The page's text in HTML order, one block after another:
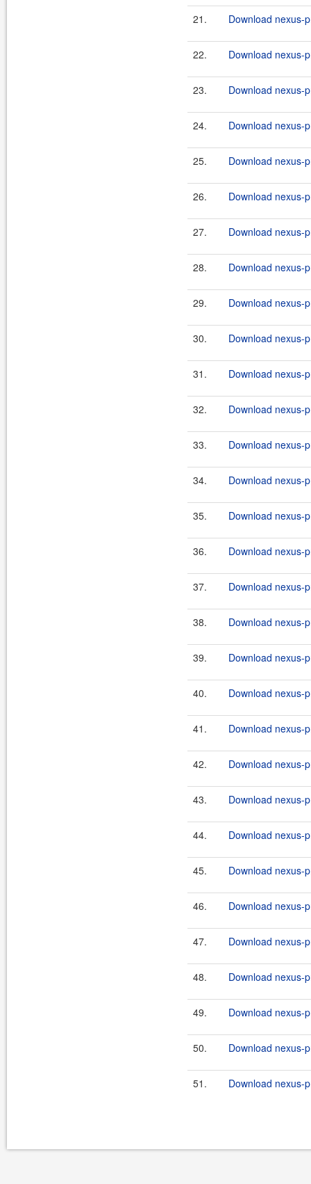
21. Download nexus-
22. Download nexus-
23. Download nexus-
24. Download nexus-
25. Download nexus-
26. Download nexus-
27. Download nexus-
28. Download nexus-
29. Download nexus-
30. Download nexus-
31. Download nexus-
32. Download nexus-
33. Download nexus-
34. Download nexus-
35. Download nexus-
36. Download nexus-
37. Download nexus-
38. Download nexus-
39. Download nexus-
40. Download nexus-
41. Download nexus-
42. Download nexus-
43. Download nexus-
44. Download nexus-
45. Download nexus-
46. Download nexus-
47. Download nexus-
48. Download nexus-
49. Download nexus-
50. Download nexus-
51. Download nexus-